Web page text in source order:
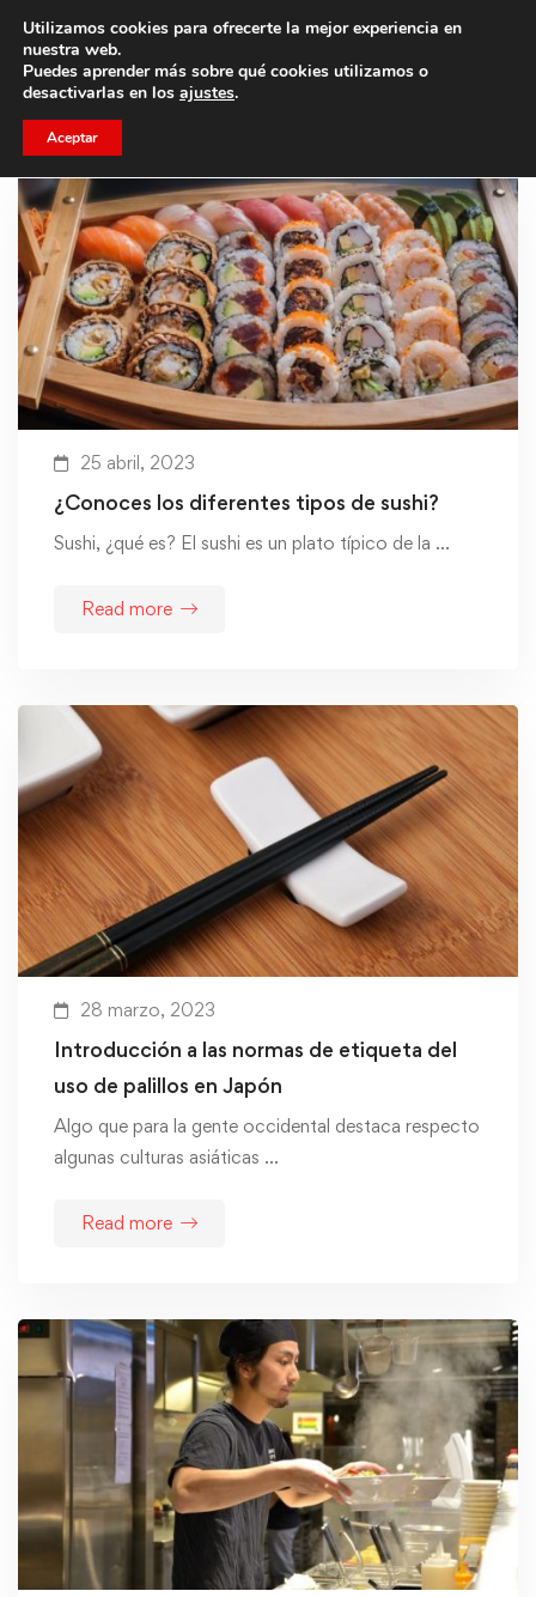
Trae a un amigo y llevaos un total de 75€ de descuento.
25 abril, 2023
¿Conoces los diferentes tipos de sushi?
Sushi, ¿qué es? El sushi es un plato típico de la …
Read more
28 marzo, 2023
Introducción a las normas de etiqueta del
uso de palillos en Japón
Algo que para la gente occidental destaca respecto
algunas culturas asiáticas …
Read more
Utilizamos cookies para ofrecerte la mejor experiencia en
nuestra web.
Puedes aprender más sobre qué cookies utilizamos o
desactivarlas en los ajustes.
Aceptar